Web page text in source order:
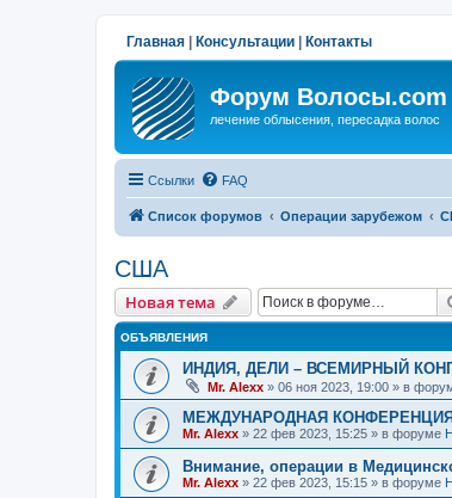
Главная Консультации Контакты
Форум Волосы.com
лечение облысения, пересадка волос
Ссылки FAQ
Список форумов Операции зарубежом
США
Новая тема
ОБЪЯВЛЕНИЯ
ИНДИЯ, ДЕЛИ – ВСЕМИРНЫЙ
Mr. Alexx » 06 ноя 2023, 19:00 » в
МЕЖДУНАРОДНАЯ
Mr. Alexx » 22 фев 2023, 15:25 » в форуме
Внимание, операции в
Mr. Alexx » 22 фев 2023, 15:15 » в форуме